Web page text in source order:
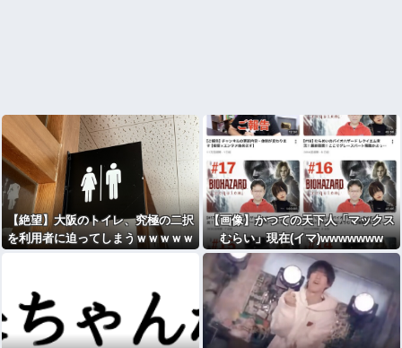
【絶望】大阪のトイレ、究極の二択
を利用者に迫ってしまうｗｗｗｗｗ
【画像】かつての天下人「マックス
むらい」現在(イマ)wwwwwww